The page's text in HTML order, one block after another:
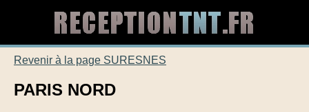
Revenir à la page SURESNES
PARIS NORD